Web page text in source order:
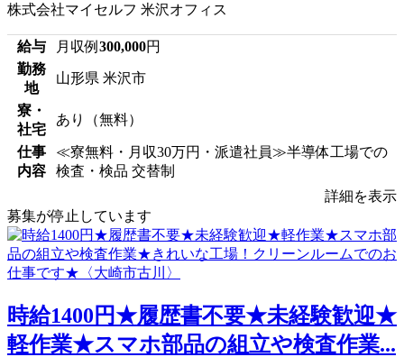
株式会社マイセルフ 米沢オフィス
給与 月収例 300,000円
勤務
地
山形県 米沢市
寮・
社宅
あり（無料）
仕事
内容
≪寮無料・月収30万円・派遣社員≫半導体工場での
検査・検品 交替制
詳細を表示
募集が停止しています
時給1400円★履歴書不要★未経験歓迎★
軽作業★スマホ部品の組立や検査作業...